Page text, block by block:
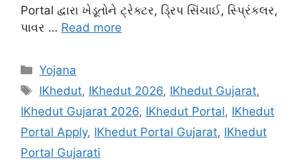
Portal દ્વારા ખેડૂતોને ટ્રેક્ટર, ડ્રિપ સિંચાઈ, સ્પ્રિંકલર,
પાવર … Read more
Categories
Yojana
Tags
IKhedut, IKhedut 2026, IKhedut Gujarat,
IKhedut Gujarat 2026, IKhedut Portal, IKhedut
Portal Apply, IKhedut Portal Gujarat, IKhedut
Portal Gujarati